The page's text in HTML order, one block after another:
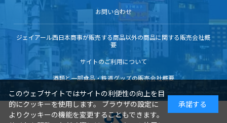
お問い合わせ
ジェイアール西日本商事が販売する商品以外の商品に関する販売会社概
要
サイトのご利用について
酒類と一部食品・鉄道グッズの販売会社概要
このウェブサイトではサイトの利便性の向上を目
的にクッキーを使用します。 ブラウザの設定に
よりクッキーの機能を変更することもできます。
承諾する